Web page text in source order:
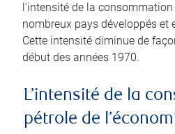
l’intensité de la
nombreux pays développés et
Cette intensité diminue de
début des années 1970.
L’intensité de la
pétrole de